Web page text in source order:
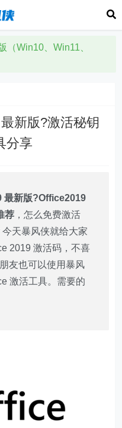
（Win10、Win11、
新版?激活秘钥
分享
最新版?Office2019
荐 ，怎么免费激活
天暴风侠就给大家
2019 激活码，不喜
友也可以使用暴风
激活工具。需要的